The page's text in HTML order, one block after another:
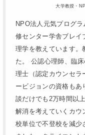
大学教授・
NPO法人元気プログ
修センター学舎ブレイ
理学を教えています。
た。 公認心理師、臨
理士（認定カウンセラ
ービジョンの資格もあ
談だけでも2万時間以
解消を考えていくカウ
校単位で不登校を減少